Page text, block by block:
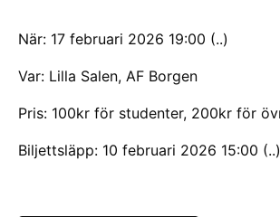
När: 17 februari 2026 19:00 (..)
Var: Lilla Salen, AF Borgen
Pris: 100kr för studenter, 200kr för
Biljettsläpp: 10 februari 2026 15:00 (..)